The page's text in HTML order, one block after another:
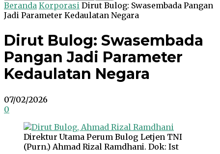
Beranda Korporasi Dirut Bulog: Swasembada Pangan
Jadi Parameter Kedaulatan Negara
Dirut Bulog: Swasembada
Pangan Jadi Parameter
Kedaulatan Negara
07/02/2026
0
Direktur Utama Perum Bulog Letjen TNI
(Purn.) Ahmad Rizal Ramdhani. Dok: Ist